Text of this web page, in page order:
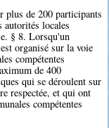
plus de 200 participants
autorités locales
§ 8. Lorsqu'un
organisé sur la voie
compétentes
de 400
qui se déroulent sur
respectée, et qui ont
compétentes